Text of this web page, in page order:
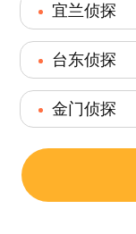
宜兰侦探
台东侦探
金门侦探